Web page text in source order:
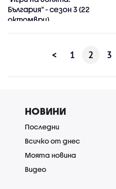
България" - сезон 3 (22
октомври)
< 1 2 3
НОВИНИ
Последни
Всичко от днес
Моята новина
Видео